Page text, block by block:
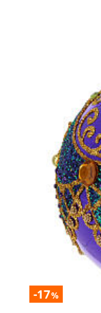
-17%